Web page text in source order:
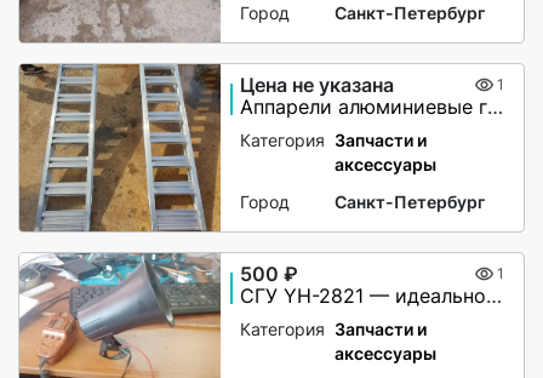
Город
Санкт-Петербург
Цена не указана 1
Аппарели алюминиевые грузоподъёмность 2200 кг
Категория Запчасти и
аксессуары
Город
Санкт-Петербург
500 ₽ 1
СГУ YH-2821 — идеальное решение для вашей автомашины!
Категория Запчасти и
аксессуары